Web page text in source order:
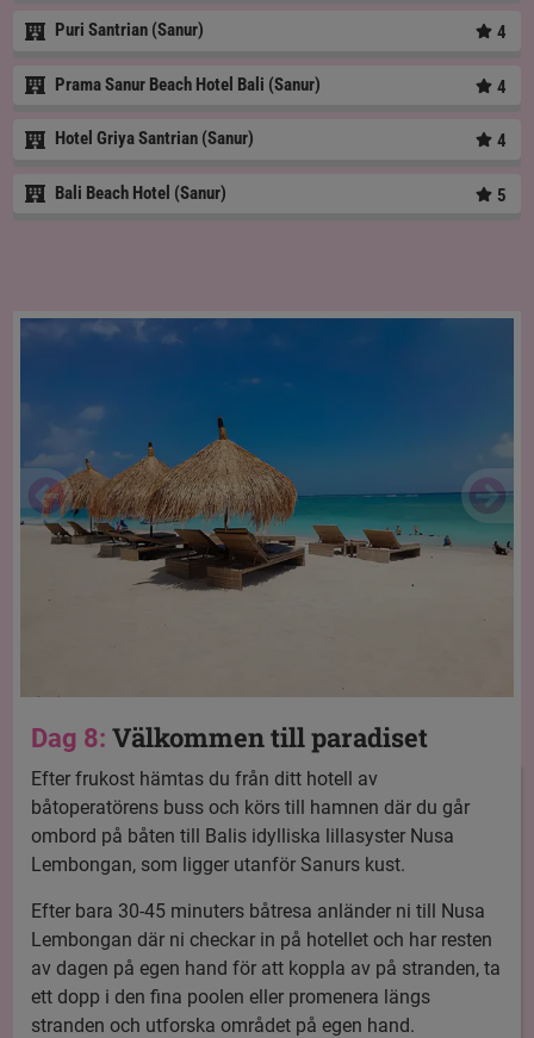
Puri Santrian (Sanur) 4
Prama Sanur Beach Hotel Bali (Sanur) 4
Hotel Griya Santrian (Sanur) 4
Bali Beach Hotel (Sanur) 5
Dag 8:Välkommen till paradiset
Efter frukost hämtas du från ditt hotell av
båtoperatörens buss och körs till hamnen där du går
ombord på båten till Balis idylliska lillasyster Nusa
Lembongan, som ligger utanför Sanurs kust.
Efter bara 30-45 minuters båtresa anländer ni till Nusa
Lembongan där ni checkar in på hotellet och har resten
av dagen på egen hand för att koppla av på stranden, ta
ett dopp i den fina poolen eller promenera längs
stranden och utforska området på egen hand.